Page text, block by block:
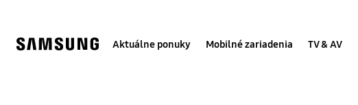
Aktuálne ponuky Mobilné zariadenia TV & AV